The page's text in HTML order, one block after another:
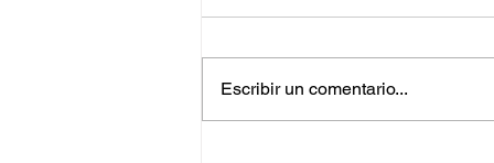
Escribir un comentario...